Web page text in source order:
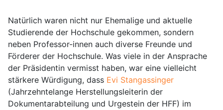
Natürlich waren nicht nur Ehemalige und aktuelle
Studierende der Hochschule gekommen, sondern
neben Professor-innen auch diverse Freunde und
Förderer der Hochschule. Was viele in der Ansprache
der Präsidentin vermisst haben, war eine vielleicht
stärkere Würdigung, dass Evi Stangassinger
(Jahrzehntelange Herstellungsleiterin der
Dokumentarabteilung und Urgestein der HFF) im